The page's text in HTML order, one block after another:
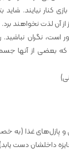
کنار نیایند. شاید
آن لذت نخواهند برد.
نگران نباشید.
که بعضی از آنها
و پازل‌های غذا (به
داخلشان دست